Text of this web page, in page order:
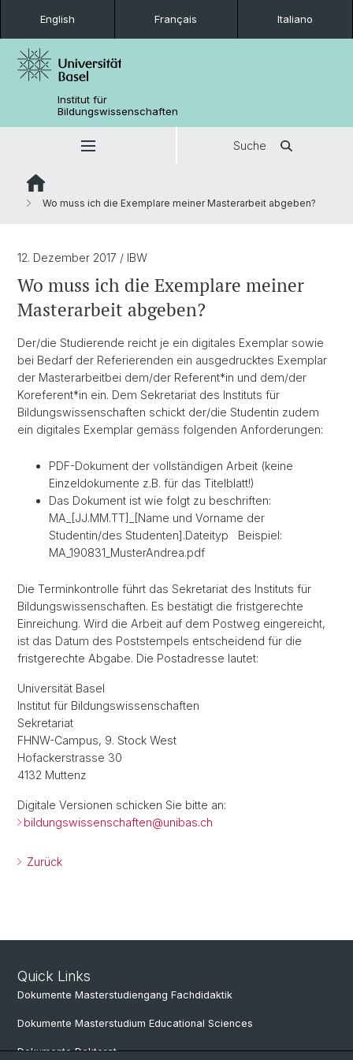
English Français Italiano
Institut für
Bildungswissenschaften
Suche
Wo muss ich die Exemplare meiner Masterarbeit abgeben?
12. Dezember 2017 / IBW
Wo muss ich die Exemplare meiner
Masterarbeit abgeben?
Der/die Studierende reicht je ein digitales Exemplar sowie
bei Bedarf der Referierenden ein ausgedrucktes Exemplar
der Masterarbeitbei dem/der Referent*in und dem/der
Koreferent*in ein. Dem Sekretariat des Instituts für
Bildungswissenschaften schickt der/die Studentin zudem
ein digitales Exemplar gemäss folgenden Anforderungen:
PDF-Dokument der vollständigen Arbeit (keine
Einzeldokumente z.B. für das Titelblatt!)
Das Dokument ist wie folgt zu beschriften:
MA_[JJ.MM.TT]_[Name und Vorname der
Studentin/des Studenten].Dateityp Beispiel:
MA_190831_MusterAndrea.pdf
Die Terminkontrolle führt das Sekretariat des Instituts für
Bildungswissenschaften. Es bestätigt die fristgerechte
Einreichung. Wird die Arbeit auf dem Postweg eingereicht,
ist das Datum des Poststempels entscheidend für die
fristgerechte Abgabe. Die Postadresse lautet:
Universität Basel
Institut für Bildungswissenschaften
Sekretariat
FHNW-Campus, 9. Stock West
Hofackerstrasse 30
4132 Muttenz
Digitale Versionen schicken Sie bitte an:
bildungswissenschaften@unibas.ch
Zurück
Quick Links
Dokumente Masterstudiengang Fachdidaktik
Dokumente Masterstudium Educational Sciences
Dokumente Doktorat